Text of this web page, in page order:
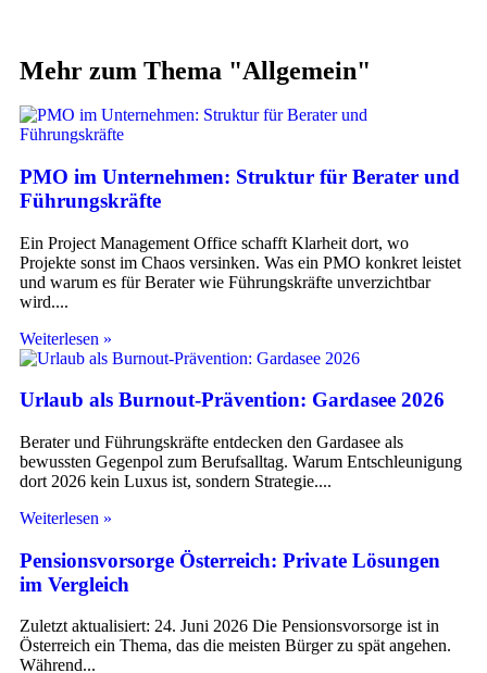
Mehr zum Thema "Allgemein"
PMO im Unternehmen: Struktur für Berater und
Führungskräfte
Ein Project Management Office schafft Klarheit dort, wo
Projekte sonst im Chaos versinken. Was ein PMO konkret leistet
und warum es für Berater wie Führungskräfte unverzichtbar
wird.
Weiterlesen »
Urlaub als Burnout-Prävention: Gardasee 2026
Berater und Führungskräfte entdecken den Gardasee als
bewussten Gegenpol zum Berufsalltag. Warum Entschleunigung
dort 2026 kein Luxus ist, sondern Strategie.
Weiterlesen »
Pensionsvorsorge Österreich: Private Lösungen
im Vergleich
Zuletzt aktualisiert: 24. Juni 2026 Die Pensionsvorsorge ist in
Österreich ein Thema, das die meisten Bürger zu spät angehen.
Während